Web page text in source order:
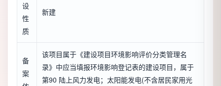
设
性
质
新建
备
案
该项目属于《建设项目环境影响评价分类管理名
录》中应当填报环境影响登记表的建设项目，属于
第90 陆上风力发电；太阳能发电(不含居民家用光